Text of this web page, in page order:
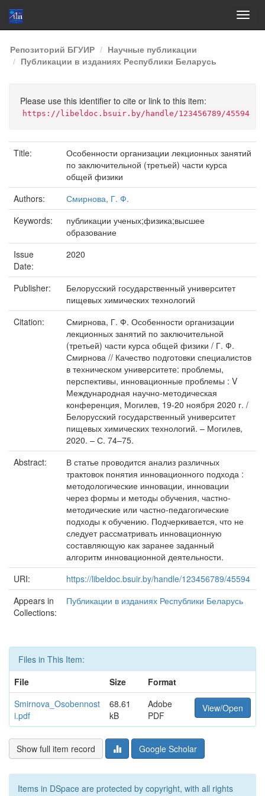
Skip
navigation
Репозиторий БГУИР
Научные публикации
Публикации в изданиях Республики Беларусь
Please use this identifier to cite or link to this item:
https://libeldoc.bsuir.by/handle/123456789/45594
Title:
Особенности организации лекционных занятий
по заключительной (третьей) части курса
общей физики
Authors:
Смирнова, Г. Ф.
Keywords:
публикации ученых;физика;высшее
образование
Issue
Date:
2020
Publisher:
Белорусский государственный университет
пищевых химических технологий
Citation:
Смирнова, Г. Ф. Особенности организации
лекционных занятий по заключительной
(третьей) части курса общей физики / Г. Ф.
Смирнова // Качество подготовки специалистов
в техническом университете: проблемы,
перспективы, инновационные проблемы : V
Международная научно-методическая
конференция, Могилев, 19-20 ноября 2020 г. /
Белорусский государственный университет
пищевых химических технологий. – Могилев,
2020. – С. 74–75.
Abstract:
В статье проводится анализ различных
трактовок понятия инновационного подхода :
методологические инновации, инновации
через формы и методы обучения, частно-
методические или частно-педагогические
подходы к обучению. Подчеркивается, что не
следует рассматривать инновационную
составляющую как заранее заданный
алгоритм инновационной деятельности.
URI:
https://libeldoc.bsuir.by/handle/123456789/45594
Appears in
Collections:
Публикации в изданиях Республики Беларусь
Files in This Item:
File
Size
Format
Smirnova_Osobennost
i.pdf
68.61
kB
Adobe
PDF
View/Open
Show full item record Google Scholar
Items in DSpace are protected by copyright, with all rights